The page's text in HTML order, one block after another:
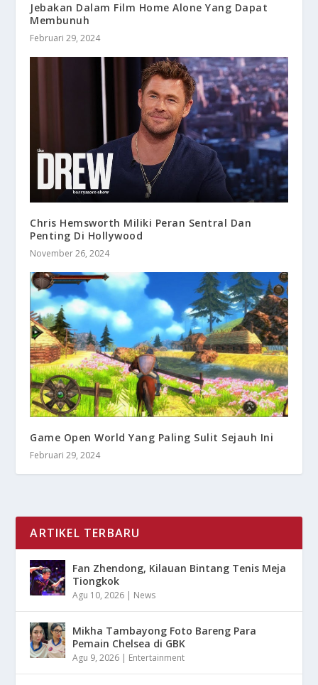
Jebakan Dalam Film Home Alone Yang Dapat
Membunuh
Februari 29, 2024
Chris Hemsworth Miliki Peran Sentral Dan
Penting Di Hollywood
November 26, 2024
Game Open World Yang Paling Sulit Sejauh Ini
Februari 29, 2024
ARTIKEL TERBARU
Fan Zhendong, Kilauan Bintang Tenis Meja
Tiongkok
Agu 10, 2026 | News
Mikha Tambayong Foto Bareng Para
Pemain Chelsea di GBK
Agu 9, 2026 | Entertainment